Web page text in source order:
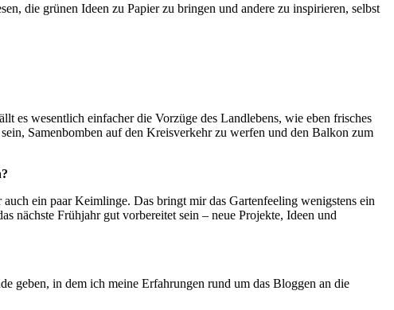
die grünen Ideen zu Papier zu bringen und andere zu inspirieren, selbst
wesentlich einfacher die Vorzüge des Landlebens, wie eben frisches
Samenbomben auf den Kreisverkehr zu werfen und den Balkon zum
ein paar Keimlinge. Das bringt mir das Gartenfeeling wenigstens ein
nächste Frühjahr gut vorbereitet sein – neue Projekte, Ideen und
geben, in dem ich meine Erfahrungen rund um das Bloggen an die